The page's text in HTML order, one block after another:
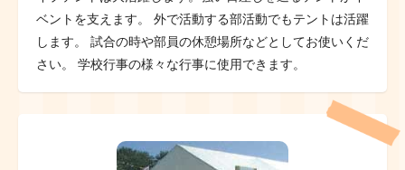
ベントを支えます。 外で活動する部活動でもテントは活躍
します。 試合の時や部員の休憩場所などとしてお使いくだ
さい。 学校行事の様々な行事に使用できます。